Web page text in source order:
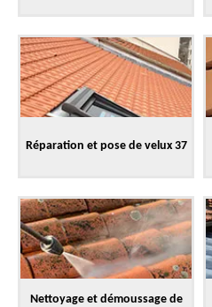
Réparation et pose de velux 37
Nettoyage et démoussage de